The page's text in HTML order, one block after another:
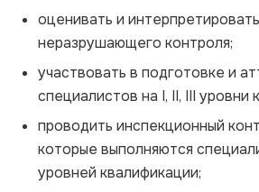
оценивать и
неразрушающего контроля;
участвовать в подготовке и
специалистов на I, II, III уровни
проводить инспекционный
которые выполняются
уровней квалификации;